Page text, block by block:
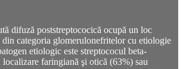
difuză poststreptococică ocupă un loc
din categoria glomerulonefritelor cu etiologie
etiologic este streptococul beta-
faringiană şi otică (63%) sau